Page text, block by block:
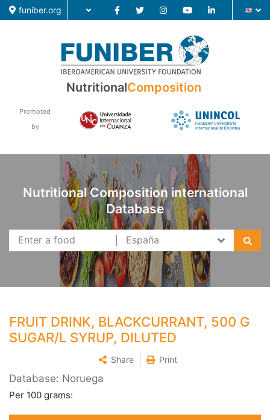
funiber.org
Academic Education
NutritionalComposition
Promoted
by
Nutritional Composition international
Database
FRUIT DRINK, BLACKCURRANT, 500 G
SUGAR/L SYRUP, DILUTED
Share Print
Database: Noruega
Per 100 grams: